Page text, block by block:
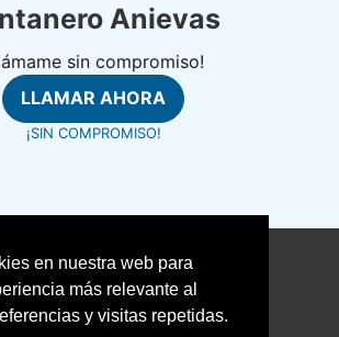
en nuestra web para
más relevante al
y visitas repetidas.
Anievas
sin compromiso!
LLAMAR AHORA
¡SIN COMPROMISO!
©fontanerosrapidos.com
Aviso Legal